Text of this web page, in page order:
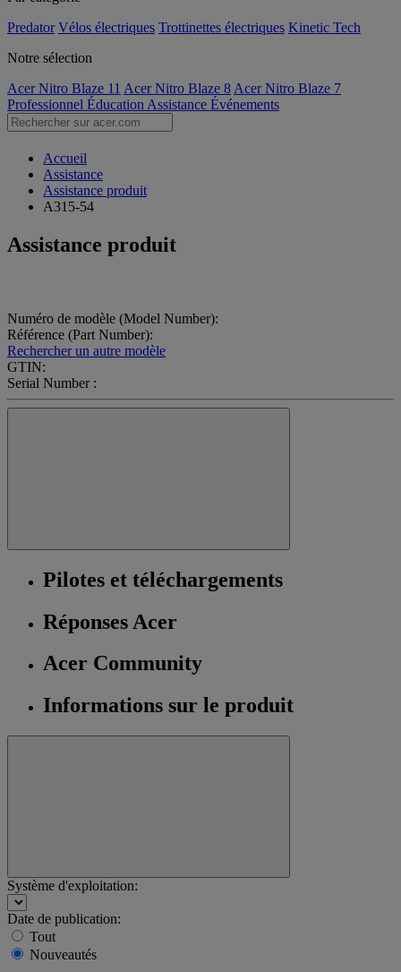
Predator Vélos électriques Trottinettes électriques Kinetic Tech
Notre sélection
Acer Nitro Blaze 11 Acer Nitro Blaze 8 Acer Nitro Blaze 7
Professionnel Éducation Assistance Événements
Accueil
Assistance
Assistance produit
A315-54
Assistance produit
Numéro de modèle (Model Number):
Référence (Part Number):
Rechercher un autre modèle
GTIN:
Serial Number :
Pilotes et téléchargements
Réponses Acer
Acer Community
Informations sur le produit
Système d'exploitation:
Date de publication:
Tout
Nouveautés